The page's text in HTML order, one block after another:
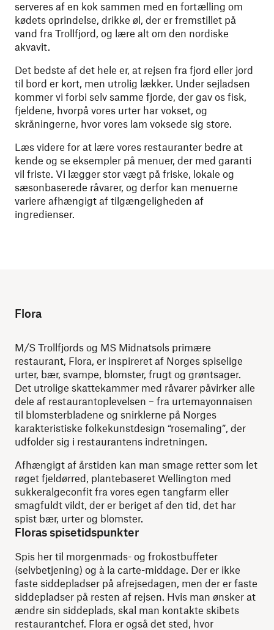
serveres af en kok sammen med en fortælling om
kødets oprindelse, drikke øl, der er fremstillet på
vand fra Trollfjord, og lære alt om den nordiske
akvavit.
Det bedste af det hele er, at rejsen fra fjord eller jord
til bord er kort, men utrolig lækker. Under sejladsen
kommer vi forbi selv samme fjorde, der gav os fisk,
fjeldene, hvorpå vores urter har vokset, og
skråningerne, hvor vores lam voksede sig store.
Læs videre for at lære vores restauranter bedre at
kende og se eksempler på menuer, der med garanti
vil friste. Vi lægger stor vægt på friske, lokale og
sæsonbaserede råvarer, og derfor kan menuerne
variere afhængigt af tilgængeligheden af
ingredienser.
Flora
M/S Trollfjords og MS Midnatsols primære
restaurant, Flora, er inspireret af Norges spiselige
urter, bær, svampe, blomster, frugt og grøntsager.
Det utrolige skattekammer med råvarer påvirker alle
dele af restaurantoplevelsen – fra urtemayonnaisen
til blomsterbladene og snirklerne på Norges
karakteristiske folkekunstdesign “rosemaling”, der
udfolder sig i restaurantens indretningen.
Afhængigt af årstiden kan man smage retter som let
røget fjeldørred, plantebaseret Wellington med
sukkeralgeconfit fra vores egen tangfarm eller
smagfuldt vildt, der er beriget af den tid, det har
spist bær, urter og blomster.
Floras spisetidspunkter
Spis her til morgenmads- og frokostbuffeter
(selvbetjening) og à la carte-middage. Der er ikke
faste siddepladser på afrejsedagen, men der er faste
siddepladser på resten af rejsen. Hvis man ønsker at
ændre sin siddeplads, skal man kontakte skibets
restaurantchef. Flora er også det sted, hvor